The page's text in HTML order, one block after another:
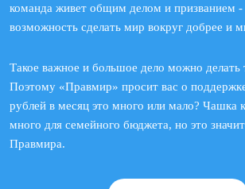
команда живет общим делом и призванием
возможность сделать мир вокруг добрее и
Такое важное и большое дело можно делать
Поэтому «Правмир» просит вас о
рублей в месяц это много или мало? Чашка
много для семейного бюджета, но это
Правмира.